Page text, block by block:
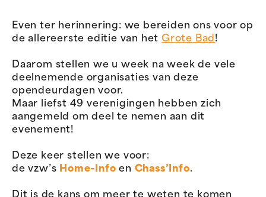
Even ter herinnering: we bereiden ons voor op
de allereerste editie van hetGrote Bad!
Daarom stellen we u week na week de vele
deelnemende organisaties van deze
opendeurdagen voor.
Maar liefst 49 verenigingen hebben zich
aangemeld om deel te nemen aan dit
evenement!
Deze keer stellen we voor:
de vzw’s Home-Info en Chass’Info.